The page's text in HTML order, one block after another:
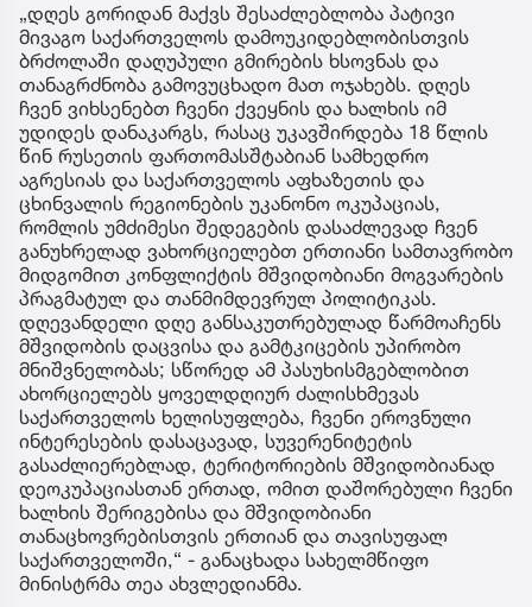
„დღეს გორიდან მაქვს შესაძლებლობა პატივი
მივაგო საქართველოს დამოუკიდებლობისთვის
ბრძოლაში დაღუპული გმირების ხსოვნას და
თანაგრძნობა გამოვუცხადო მათ ოჯახებს. დღეს
ჩვენ ვიხსენებთ ჩვენი ქვეყნის და ხალხის იმ
უდიდეს დანაკარგს, რასაც უკავშირდება 18 წლის
წინ რუსეთის ფართომასშტაბიან სამხედრო
აგრესიას და საქართველოს აფხაზეთის და
ცხინვალის რეგიონების უკანონო ოკუპაციას,
რომლის უმძიმესი შედეგების დასაძლევად ჩვენ
განუხრელად ვახორციელებთ ერთიანი სამთავრობო
მიდგომით კონფლიქტის მშვიდობიანი მოგვარების
პრაგმატულ და თანმიმდევრულ პოლიტიკას.
დღევანდელი დღე განსაკუთრებულად წარმოაჩენს
მშვიდობის დაცვისა და გამტკიცების უპირობო
მნიშვნელობას; სწორედ ამ პასუხისმგებლობით
ახორციელებს ყოველდღიურ ძალისხმევას
საქართველოს ხელისუფლება, ჩვენი ეროვნული
ინტერესების დასაცავად, სუვერენიტეტის
გასაძლიერებლად, ტერიტორიების მშვიდობიანად
დეოკუპაციასთან ერთად, ომით დაშორებული ჩვენი
ხალხის შერიგებისა და მშვიდობიანი
თანაცხოვრებისთვის ერთიან და თავისუფალ
საქართველოში,“ - განაცხადა სახელმწიფო
მინისტრმა თეა ახვლედიანმა.